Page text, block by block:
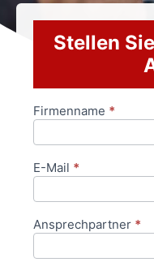
Stellen
Anfrageformular
Firmenname *
E-Mail *
Ansprechpartner *